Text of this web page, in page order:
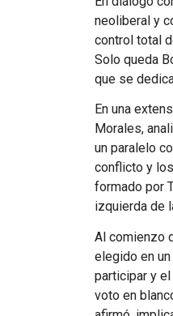
neoliberal y
control total
Solo queda
que se
En una
Morales,
un paralelo
conflicto y
formado por
izquierda de
Al comienzo
elegido en
participar y
voto en